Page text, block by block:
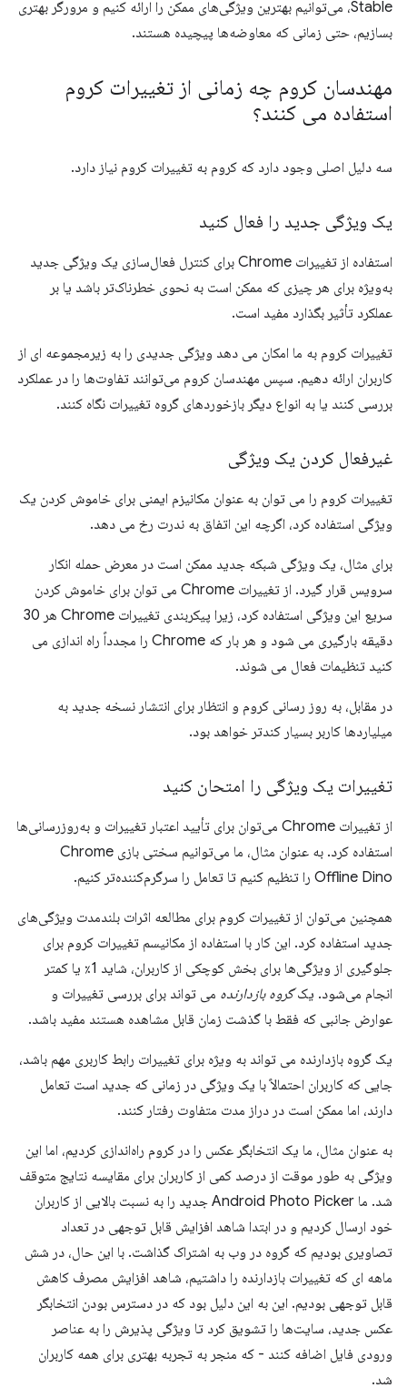
Stable، می‌توانیم بهترین ویژگی‌های ممکن را ارائه کنیم و مرورگر بهتری
بسازیم، حتی زمانی که معاوضه‌ها پیچیده هستند.
مهندسان کروم چه زمانی از تغییرات کروم
استفاده می کنند؟
سه دلیل اصلی وجود دارد که کروم به تغییرات کروم نیاز دارد.
یک ویژگی جدید را فعال کنید
استفاده از تغییرات Chrome برای کنترل فعال‌سازی یک ویژگی جدید
به‌ویژه برای هر چیزی که ممکن است به نحوی خطرناک‌تر باشد یا بر
عملکرد تأثیر بگذارد مفید است.
تغییرات کروم به ما امکان می دهد ویژگی جدیدی را به زیرمجموعه ای از
کاربران ارائه دهیم. سپس مهندسان کروم می‌توانند تفاوت‌ها را در عملکرد
بررسی کنند یا به انواع دیگر بازخوردهای گروه تغییرات نگاه کنند.
غیرفعال کردن یک ویژگی
تغییرات کروم را می توان به عنوان مکانیزم ایمنی برای خاموش کردن یک
ویژگی استفاده کرد، اگرچه این اتفاق به ندرت رخ می دهد.
برای مثال، یک ویژگی شبکه جدید ممکن است در معرض حمله انکار
سرویس قرار گیرد. از تغییرات Chrome می توان برای خاموش کردن
سریع این ویژگی استفاده کرد، زیرا پیکربندی تغییرات Chrome هر 30
دقیقه بارگیری می شود و هر بار که Chrome را مجدداً راه اندازی می
کنید تنظیمات فعال می شوند.
در مقابل، به روز رسانی کروم و انتظار برای انتشار نسخه جدید به
میلیاردها کاربر بسیار کندتر خواهد بود.
تغییرات یک ویژگی را امتحان کنید
از تغییرات Chrome می‌توان برای تأیید اعتبار تغییرات و به‌روزرسانی‌ها
استفاده کرد. به عنوان مثال، ما می‌توانیم سختی بازی Chrome
Offline Dino را تنظیم کنیم تا تعامل را سرگرم‌کننده‌تر کنیم.
همچنین می‌توان از تغییرات کروم برای مطالعه اثرات بلندمدت ویژگی‌های
جدید استفاده کرد. این کار با استفاده از مکانیسم تغییرات کروم برای
جلوگیری از ویژگی‌ها برای بخش کوچکی از کاربران، شاید 1٪ یا کمتر
انجام می‌شود. یکگروه بازدارنده می تواند برای بررسی تغییرات و
عوارض جانبی که فقط با گذشت زمان قابل مشاهده هستند مفید باشد.
یک گروه بازدارنده می تواند به ویژه برای تغییرات رابط کاربری مهم باشد،
جایی که کاربران احتمالاً با یک ویژگی در زمانی که جدید است تعامل
دارند، اما ممکن است در دراز مدت متفاوت رفتار کنند.
به عنوان مثال، ما یک انتخابگر عکس را در کروم راه‌اندازی کردیم، اما این
ویژگی به طور موقت از درصد کمی از کاربران برای مقایسه نتایج متوقف
شد. ما Android Photo Picker جدید را به نسبت بالایی از کاربران
خود ارسال کردیم و در ابتدا شاهد افزایش قابل توجهی در تعداد
تصاویری بودیم که گروه در وب به اشتراک گذاشت. با این حال، در شش
ماهه ای که تغییرات بازدارنده را داشتیم، شاهد افزایش مصرف کاهش
قابل توجهی بودیم. این به این دلیل بود که در دسترس بودن انتخابگر
عکس جدید، سایت‌ها را تشویق کرد تا ویژگی پذیرش را به عناصر
ورودی فایل اضافه کنند - که منجر به تجربه بهتری برای همه کاربران
شد.